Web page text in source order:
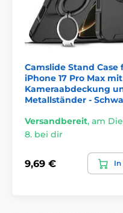
Camslide Stand Case
iPhone 17 Pro Max mit
Kameraabdeckung
Metallständer -
Versandbereit, am
8. bei dir
9,69 € In